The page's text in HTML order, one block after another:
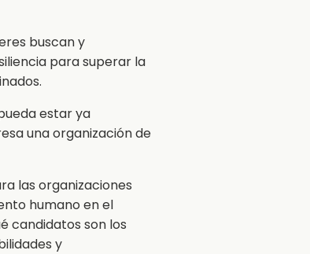
buscan y
para superar la
estar ya
una organización de
las organizaciones
humano en el
candidatos son los
y